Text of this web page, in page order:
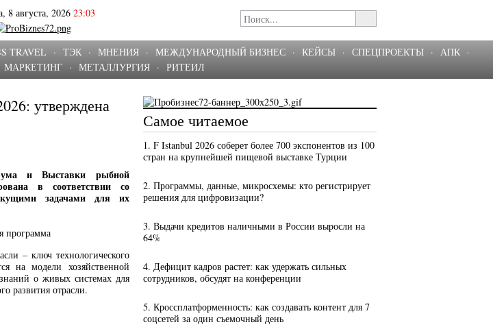
8 августа, 2026 23:03
TRAVEL · ТЭК · МНЕНИЯ · МЕЖДУНАРОДНЫЙ БИЗНЕС · КЕЙСЫ · СПЕЦПРОЕКТЫ · АПК
·
МАРКЕТИНГ · МЕТАЛЛУРГИЯ · РИТЕИЛ
утверждена
и Выставки рыбной
в соответствии со
задачами для их
– ключ технологического
на модели хозяйственной
о живых системах для
развития отрасли.
Самое читаемое
1. F Istanbul 2026 соберет более 700 экспонентов из 100
стран на крупнейшей пищевой выставке Турции
2. Программы, данные, микросхемы: кто регистрирует
решения для цифровизации?
3. Выдачи кредитов наличными в России выросли на
64%
4. Дефицит кадров растет: как удержать сильных
сотрудников, обсудят на конференции
5. Кроссплатформенность: как создавать контент для 7
соцсетей за один съемочный день